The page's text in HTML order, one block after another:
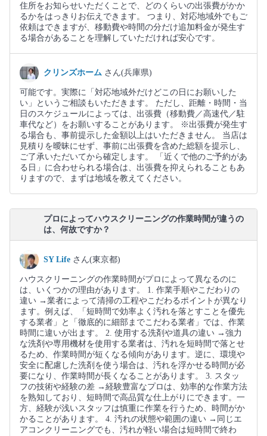
住所をお知らせいただくことで、どのくらいの出張費がかか
るかをはっきりお伝えできます。 つまり、対応地域外でもご
依頼はできますが、移動費や時間の分だけ追加料金が発生す
る場合があることを理解していただければ安心です。
クリンズホーム さん(兵庫県)
可能です。実際に「対応地域外だけどこの日にお願いした
い」というご相談もいただきます。 ただし、距離・時間・当
日のスケジュールによっては、出張費（移動費／高速代／駐
車代など）をお願いすることがあります。 ※出張費が発生す
る場合も、事前提示した金額以上はいただきません。 当店は
見積りを曖昧にせず、事前に出張費を含めた総額を提示し、
ご了承いただいてから確定します。 「近くで他のご予約があ
る日」に合わせられる場合は、出張費を抑えられることもあ
りますので、まずは地域を教えてください。
プロによってハウスクリーニングの作業時間が違うの
は、何故ですか？
SY Life さん(東京都)
ハウスクリーニングの作業時間がプロによって異なるのに
は、いくつかの理由があります。 1. 作業手順やこだわりの
違い →業者によって清掃の工程やこだわるポイントが異なり
ます。例えば、「短時間で効率よく汚れを落とすことを優先
する業者」と「徹底的に細部までこだわる業者」では、作業
時間に違いが出ます。 2. 使用する洗剤や道具の違い →強力
な洗剤や専用機材を使用する業者は、汚れを短時間で落とせ
るため、作業時間が短くなる傾向があります。逆に、環境や
安全に配慮した洗剤を使う場合は、汚れを浮かせる時間が必
要になり、作業時間が長くなることがあります。 3. スタッ
フの技術や経験の差 →経験豊富なプロは、効率的な作業方法
を熟知しており、短時間で高品質な仕上がりにできます。一
方、経験が浅いスタッフは慎重に作業を行うため、時間がか
かることがあります。 4. 汚れの状態や範囲の違い →同じエ
アコンクリーニングでも、汚れが軽い場合は短時間で終わ